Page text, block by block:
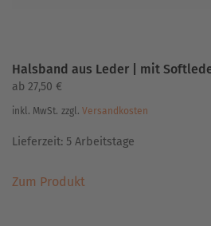
Halsband aus Leder | mit
ab 27,50 €
inkl. MwSt. zzgl. Versandkosten
Lieferzeit: 5 Arbeitstage
Zum ProduktProdukt